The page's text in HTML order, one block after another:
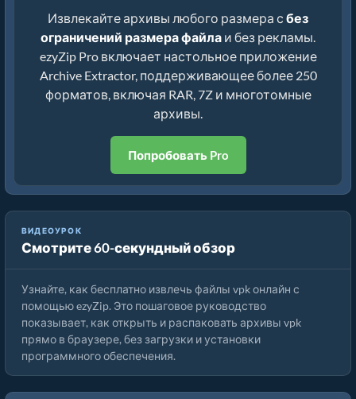
Извлекайте архивы любого размера с без
ограничений размера файла и без рекламы.
ezyZip Pro включает настольное приложение
Archive Extractor, поддерживающее более 250
форматов, включая RAR, 7Z и многотомные
архивы.
Попробовать Pro
ВИДЕОУРОК
Смотрите 60-секундный обзор
Как извлечь файлы vpk онлайн с помощью ezyZip
(бесплатно, без установки)
Узнайте, как бесплатно извлечь файлы vpk онлайн с
помощью ezyZip. Это пошаговое руководство
показывает, как открыть и распаковать архивы vpk
прямо в браузере, без загрузки и установки
программного обеспечения.